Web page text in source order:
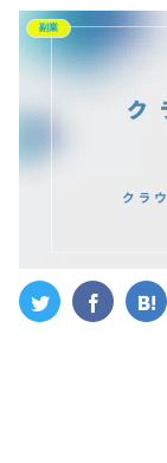
副業